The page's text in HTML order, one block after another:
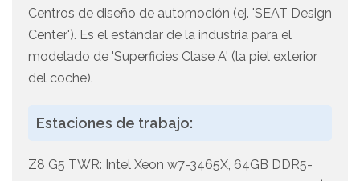
Centros de diseño de automoción (ej. 'SEAT Design
Center'). Es el estándar de la industria para el
modelado de 'Superficies Clase A' (la piel exterior
del coche).
Estaciones de trabajo:
Z8 G5 TWR: Intel Xeon w7-3465X, 64GB DDR5-